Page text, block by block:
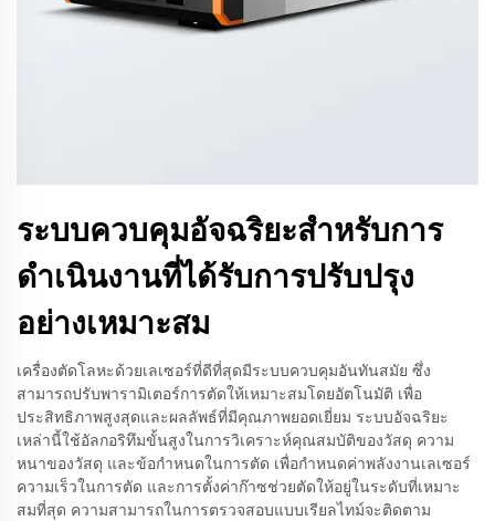
ระบบควบคุมอัจฉริยะสำหรับการ
ดำเนินงานที่ได้รับการปรับปรุง
อย่างเหมาะสม
เครื่องตัดโลหะด้วยเลเซอร์ที่ดีที่สุดมีระบบควบคุมอันทันสมัย ซึ่ง
สามารถปรับพารามิเตอร์การตัดให้เหมาะสมโดยอัตโนมัติ เพื่อ
ประสิทธิภาพสูงสุดและผลลัพธ์ที่มีคุณภาพยอดเยี่ยม ระบบอัจฉริยะ
เหล่านี้ใช้อัลกอริทึมขั้นสูงในการวิเคราะห์คุณสมบัติของวัสดุ ความ
หนาของวัสดุ และข้อกำหนดในการตัด เพื่อกำหนดค่าพลังงานเลเซอร์
ความเร็วในการตัด และการตั้งค่าก๊าซช่วยตัดให้อยู่ในระดับที่เหมาะ
สมที่สุด ความสามารถในการตรวจสอบแบบเรียลไทม์จะติดตาม